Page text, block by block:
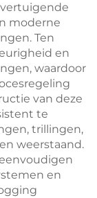
moderne
Ten
en
waardoor
van deze
te
trillingen,
weerstaand.
en